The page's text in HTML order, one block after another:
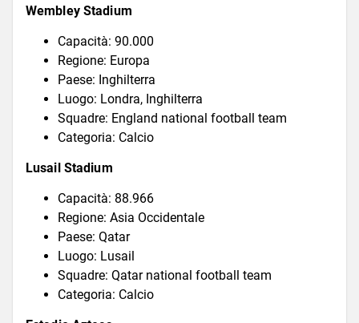
Wembley Stadium
Capacità: 90.000
Regione: Europa
Paese: Inghilterra
Luogo: Londra, Inghilterra
Squadre: England national football team
Categoria: Calcio
Lusail Stadium
Capacità: 88.966
Regione: Asia Occidentale
Paese: Qatar
Luogo: Lusail
Squadre: Qatar national football team
Categoria: Calcio